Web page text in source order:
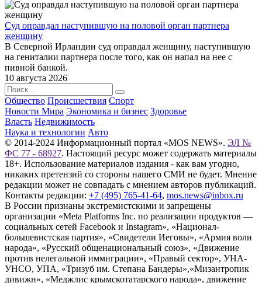
Суд оправдал наступившую на половой орган партнера
женщину
В Северной Ирландии суд оправдал женщину, наступившую
на гениталии партнера после того, как он напал на нее с
пивной банкой.
10 августа 2026
Общество Происшествия Спорт
Новости Мира Экономика и бизнес Здоровье
Власть Недвижимость
Наука и технологии Авто
© 2014-2024 Информационный портал «MOS NEWS». ЭЛ №
ФС 77 - 68927. Настоящий ресурс может содержать материалы
18+. Использование материалов издания - как вам угодно,
никаких претензий со стороны нашего СМИ не будет. Мнение
редакции может не совпадать с мнением авторов публикаций.
Контакты редакции: +7 (495) 765-41-64, mos.news@inbox.ru
В России признаны экстремистскими и запрещены
организации «Meta Platforms Inc. по реализации продуктов —
социальных сетей Facebook и Instagram», «Национал-
большевистская партия», «Свидетели Иеговы», «Армия воли
народа», «Русский общенациональный союз», «Движение
против нелегальной иммиграции», «Правый сектор», УНА-
УНСО, УПА, «Тризуб им. Степана Бандеры»,«Мизантропик
дивижн», «Меджлис крымскотатарского народа», движение